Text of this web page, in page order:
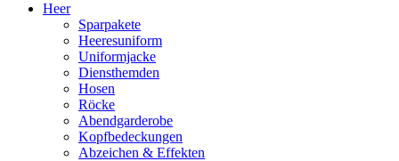
Heer
Sparpakete
Heeresuniform
Uniformjacke
Diensthemden
Hosen
Röcke
Abendgarderobe
Kopfbedeckungen
Abzeichen & Effekten